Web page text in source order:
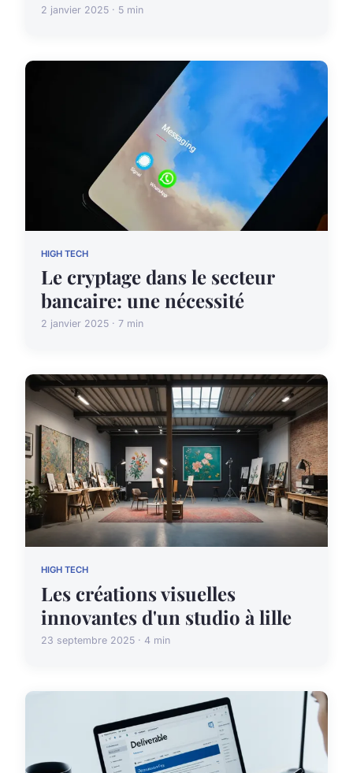
2 janvier 2025 · 5 min
HIGH TECH
Le cryptage dans le secteur
bancaire: une nécessité
2 janvier 2025 · 7 min
HIGH TECH
Les créations visuelles
innovantes d'un studio à lille
23 septembre 2025 · 4 min